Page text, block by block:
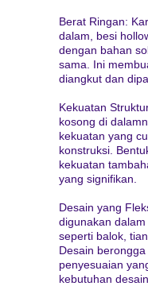
Berat Ringan:
dalam, besi
dengan bahan
sama. Ini
diangkut dan
Kekuatan
kosong di
kekuatan yang
konstruksi.
kekuatan
yang signifikan.
Desain yang
digunakan
seperti balok,
Desain
penyesuaian
kebutuhan